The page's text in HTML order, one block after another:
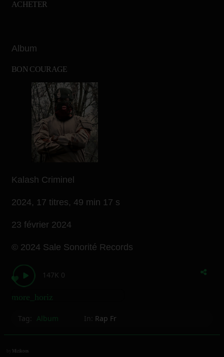
ACHETER
Album
BON COURAGE
Kalash Criminel
2024, 17 titres, 49 min 17 s
23 février 2024
© 2024 Sale Sonorité Records
147K 0
more_horiz
Tag: Album In: Rap Fr
Mizikoos